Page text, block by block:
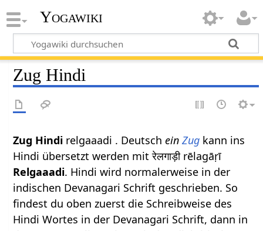
Yogawiki
Zug Hindi
Zug Hindi relgaaadi . DeutscheinZug kann ins
Hindi übersetzt werden mit रेलगाड़ी rēlagāṛī
Relgaaadi. Hindi wird normalerweise in der
indischen Devanagari Schrift geschrieben. So
findest du oben zuerst die Schreibweise des
Hindi Wortes in der Devanagari Schrift, dann in